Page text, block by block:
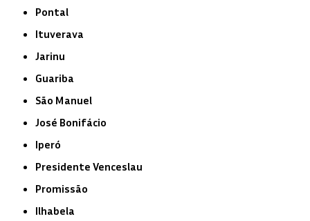
Pontal
Ituverava
Jarinu
Guariba
São Manuel
José Bonifácio
Iperó
Presidente Venceslau
Promissão
Ilhabela